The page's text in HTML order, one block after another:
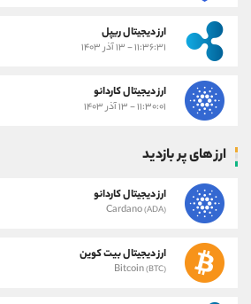
ارز دیجیتال ریپل
۱۱:۳۶:۳۱ - ۱۳ آذر ۱۴۰۳
ارز دیجیتال کاردانو
۱۱:۳۰:۰۱ - ۱۳ آذر ۱۴۰۳
ارز های پر بازدید
ارز دیجیتال کاردانو
Cardano(ADA)
ارز دیجیتال بیت کوین
Bitcoin(BTC)